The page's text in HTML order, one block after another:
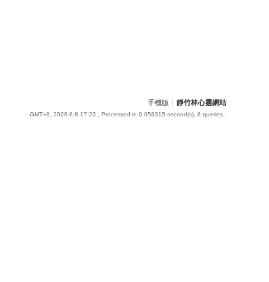
手機版 靜竹林心靈網站
GMT+8, 2026-8-8 17:23 , Processed in 0.058315 second(s), 8 queries .